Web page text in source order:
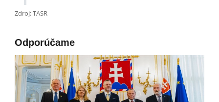
Zdroj: TASR
Odporúčame